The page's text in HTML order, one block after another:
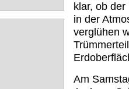
klar, ob der
in der
verglühen
Am